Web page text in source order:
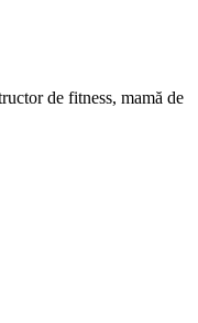
de fitness, mamă de